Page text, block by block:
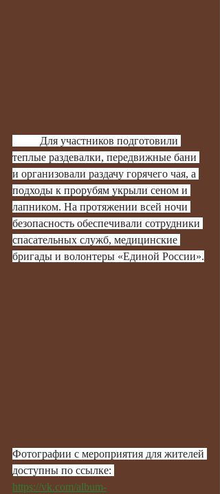
теплые раздевалки, передвижные бани
и организовали раздачу горячего чая, а
подходы к прорубям укрыли сеном и
лапником. На протяжении всей ночи
безопасность обеспечивали сотрудники
спасательных служб, медицинские
бригады и волонтеры «Единой России».
Фотографии с мероприятия для жителей
доступны по ссылке:
https://vk.com/album-